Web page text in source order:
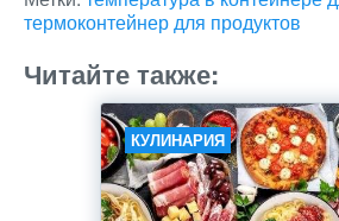
термоконтейнер для продуктов
Читайте также:
КУЛИНАРИЯ